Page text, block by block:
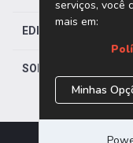
EDITORIAS
SOBRE O JOTA